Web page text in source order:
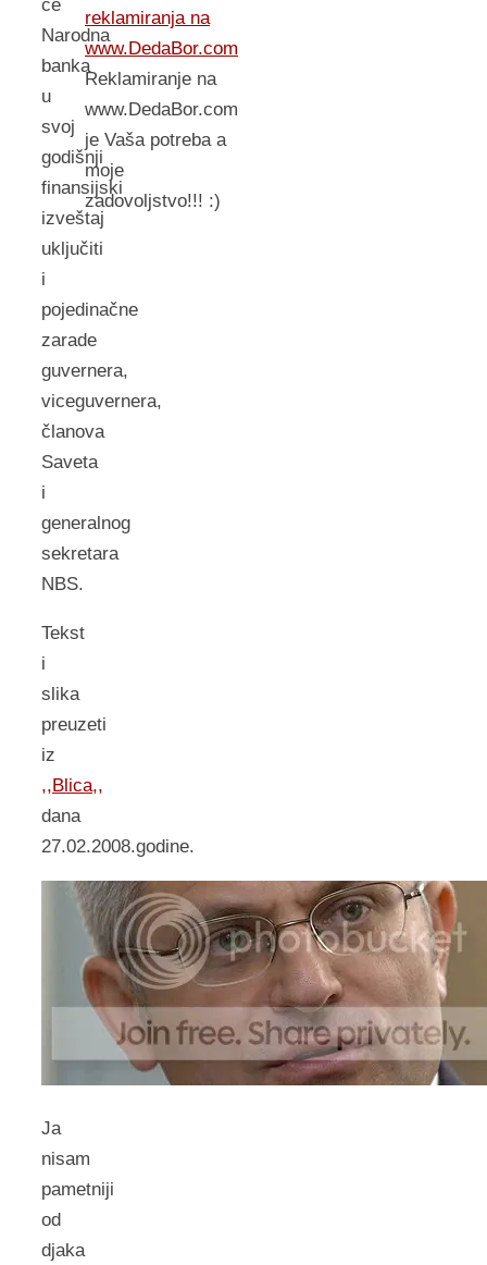
će
Narodna
banka
u
svoj
godišnji
finansijski
izveštaj
uključiti
i
pojedinačne
zarade
guvernera,
viceguvernera,
članova
Saveta
i
generalnog
sekretara
NBS.
Tekst
i
slika
preuzeti
iz
,,Blica,,
dana
27.02.2008.godine.
Ja
nisam
pametniji
od
djaka
reklamiranja na
www.DedaBor.com
Reklamiranje na
www.DedaBor.com
je Vaša potreba a
moje
zadovoljstvo!!! :)